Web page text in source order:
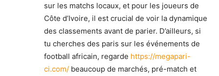
sur les matchs locaux, et pour les joueurs de
Côte d’Ivoire, il est crucial de voir la dynamique
des classements avant de parier. D’ailleurs, si
tu cherches des paris sur les événements de
football africain, regarde https://megapari-
ci.com/ beaucoup de marchés, pré-match et